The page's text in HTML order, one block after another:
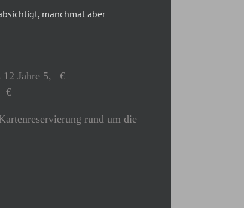
manchmal aber
Jahre 5,– €
€
rund um die